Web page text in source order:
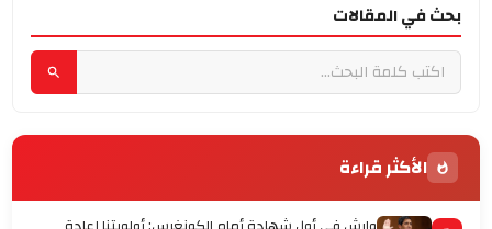
بحث في المقالات
الأكثر قراءة